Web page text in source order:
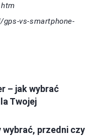
vs-smartphone-
– jak wybrać
Twojej
przedni czy